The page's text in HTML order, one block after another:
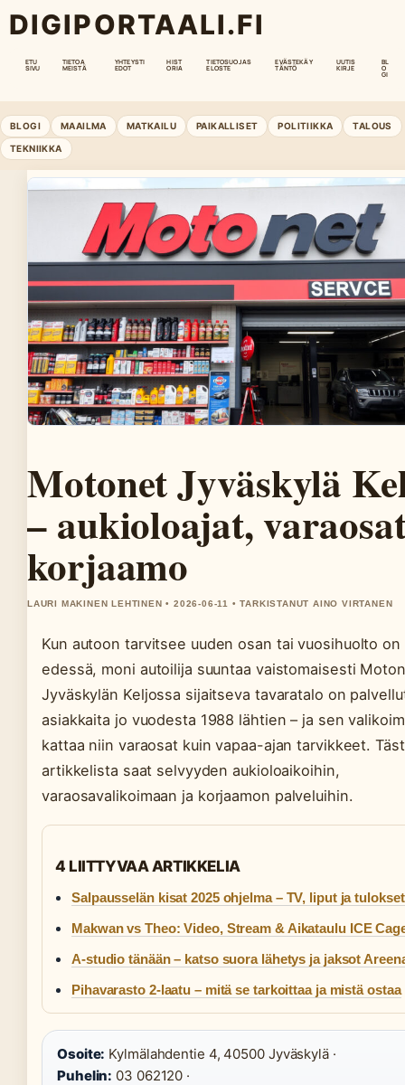
DIGIPORTAALI.FI
ETU
SIVU
TIETOA
MEISTÄ
YHTEYSTI
EDOT
HIST
ORIA
TIETOSUOJAS
ELOSTE
EVÄSTEKÄY
TÄNTÖ
UUTIS
KIRJE
BL
O
GI
BLOGI MAAILMA MATKAILU PAIKALLISET POLITIIKKA TALOUS
TEKNIIKKA
Motonet Jyväskylä
– aukioloajat,
korjaamo
LAURI MAKINEN LEHTINEN • 2026-06-11 • TARKISTANUT AINO VIRTANEN
Kun autoon tarvitsee uuden osan tai vuosihuolto on
edessä, moni autoilija suuntaa vaistomaisesti
Jyväskylän Keljossa sijaitseva tavaratalo on
asiakkaita jo vuodesta 1988 lähtien – ja sen
kattaa niin varaosat kuin vapaa-ajan tarvikkeet.
artikkelista saat selvyyden aukioloaikoihin,
varaosavalikoimaan ja korjaamon palveluihin.
4 LIITTYVAA ARTIKKELIA
Salpausselän kisat 2025 ohjelma – TV, liput ja tulokset
Makwan vs Theo: Video, Stream & Aikataulu ICE
A-studio tänään – katso suora lähetys ja jaksot
Pihavarasto 2-laatu – mitä se tarkoittaa ja mistä ostaa
Osoite: Kylmälahdentie 4, 40500 Jyväskylä ·
Puhelin: 03 062120 ·